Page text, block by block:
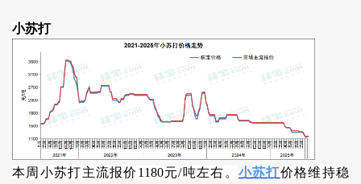
小苏打
本周小苏打主流报价1180元/吨左右。 小苏打价格维持稳